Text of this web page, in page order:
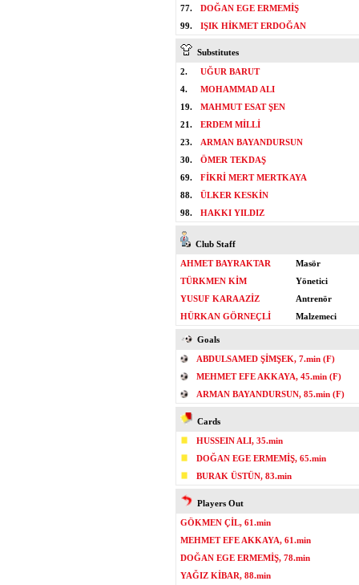
77.
DOĞAN EGE ERMEMİŞ
99.
IŞIK HİKMET ERDOĞAN
Substitutes
2.
UĞUR BARUT
4.
MOHAMMAD ALI
19.
MAHMUT ESAT ŞEN
21.
ERDEM MİLLİ
23.
ARMAN BAYANDURSUN
30.
ÖMER TEKDAŞ
69.
FİKRİ MERT MERTKAYA
88.
ÜLKER KESKİN
98.
HAKKI YILDIZ
Club Staff
AHMET BAYRAKTAR
Masör
TÜRKMEN KİM
Yönetici
YUSUF KARAAZİZ
Antrenör
HÜRKAN GÖRNEÇLİ
Malzemeci
Goals
ABDULSAMED ŞİMŞEK, 7.min (F)
MEHMET EFE AKKAYA, 45.min (F)
ARMAN BAYANDURSUN, 85.min (F)
Cards
HUSSEIN ALI, 35.min
DOĞAN EGE ERMEMİŞ, 65.min
BURAK ÜSTÜN, 83.min
Players Out
GÖKMEN ÇİL, 61.min
MEHMET EFE AKKAYA, 61.min
DOĞAN EGE ERMEMİŞ, 78.min
YAĞIZ KİBAR, 88.min